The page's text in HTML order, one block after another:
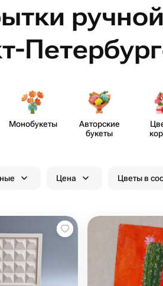
Моно​букеты
Авторские
букеты
Цена Цветы в